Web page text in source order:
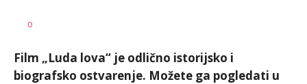
AUTOR
0
Film „Luda lova“ je odlično istorijsko i
biografsko ostvarenje. Možete ga pogledati u